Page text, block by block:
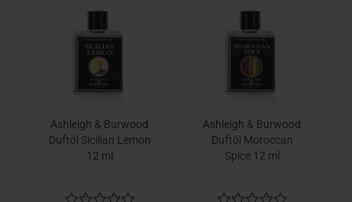
Ashleigh & Burwood
Duftöl Sicilian Lemon
12 ml
Ashleigh & Burwood
Duftöl Moroccan
Spice 12 ml